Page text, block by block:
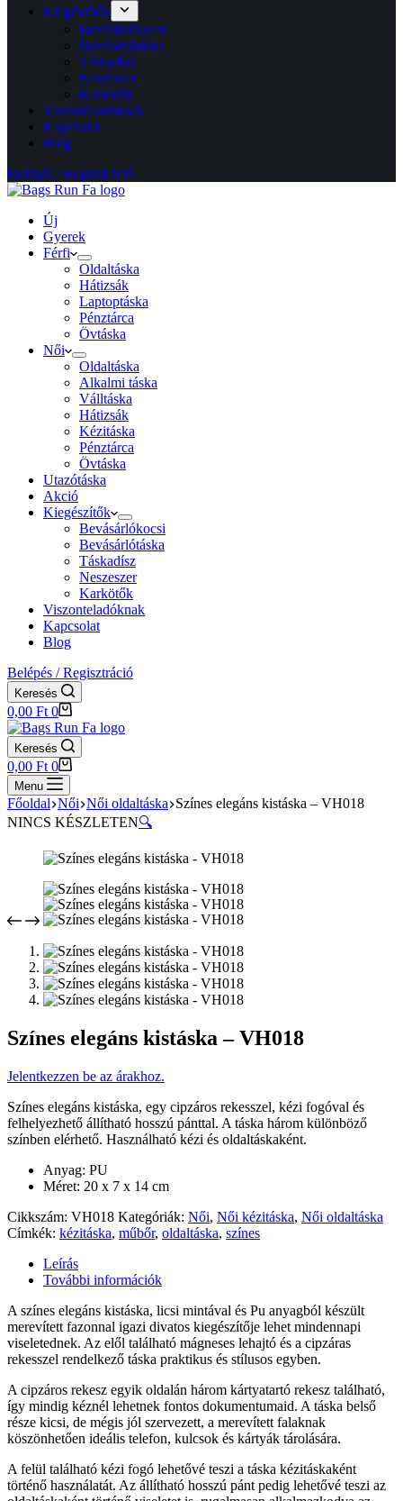
Kiegészítők
Bevásárlókocsi
Bevásárlótáska
Táskadísz
Neszeszer
Karkötők
Viszonteladóknak
Kapcsolat
Blog
Belépés / Regisztráció
Új
Gyerek
Férfi
Oldaltáska
Hátizsák
Laptoptáska
Pénztárca
Övtáska
Női
Oldaltáska
Alkalmi táska
Válltáska
Hátizsák
Kézitáska
Pénztárca
Övtáska
Utazótáska
Akció
Kiegészítők
Bevásárlókocsi
Bevásárlótáska
Táskadísz
Neszeszer
Karkötők
Viszonteladóknak
Kapcsolat
Blog
Belépés / Regisztráció
Keresés
Shopping
cart
0,00 Ft 0
Keresés
Shopping
cart
0,00 Ft 0
Menu
Főoldal Női Női oldaltáska Színes elegáns kistáska – VH018
NINCS KÉSZLETEN🔍
Színes elegáns kistáska – VH018
Jelentkezzen be az árakhoz.
Színes elegáns kistáska, egy cipzáros rekesszel, kézi fogóval és
felhelyezhető állítható hosszú pánttal. A táska három különböző
színben elérhető. Használható kézi és oldaltáskaként.
Anyag: PU
Méret: 20 x 7 x 14 cm
Cikkszám: VH018 Kategóriák: Női, Női kézitáska, Női oldaltáska
Címkék: kézitáska, műbőr, oldaltáska, színes
Leírás
További információk
A színes elegáns kistáska, licsi mintával és Pu anyagból készült
merevített fazonnal igazi divatos kiegészítője lehet mindennapi
viseletednek. Az elől található mágneses lehajtó és a cipzáras
rekesszel rendelkező táska praktikus és stílusos egyben.
A cipzáros rekesz egyik oldalán három kártyatartó rekesz található,
így mindig kéznél lehetnek fontos dokumentumaid. A táska belső
része kicsi, de mégis jól szervezett, a merevített falaknak
köszönhetően ideális telefon, kulcsok és kártyák tárolására.
A felül található kézi fogó lehetővé teszi a táska kézitáskaként
történő használatát. Az állítható hosszú pánt pedig lehetővé teszi az